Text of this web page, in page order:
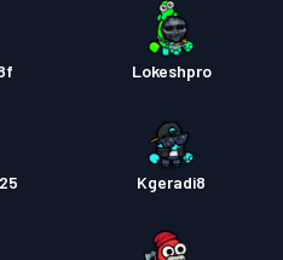
Lokeshpro
Kgeradi8